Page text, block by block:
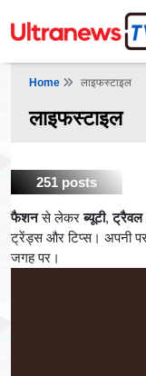
Home लाइफस्टाइल
लाइफस्टाइल
251 posts
फैशनसे लेकरब्यूटी,ट्रैवल
ट्रेंड्स और टिप्स। अपनी
जगह पर।